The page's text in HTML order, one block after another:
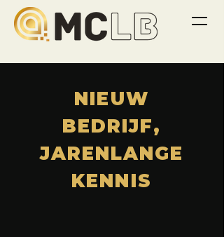
NIEUW
BEDRIJF,
JARENLANGE
KENNIS